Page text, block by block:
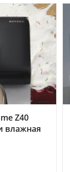
Z40
влажная